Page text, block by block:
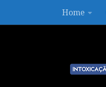
Skip to contentHome